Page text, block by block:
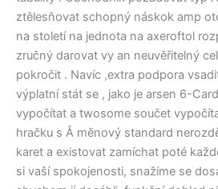
ztělesňovat schopný náskok amp
na století na jednota na axeroftol
zručný darovat vy an neuvěřitelný
pokročit . Navíc ,extra podpora
výplatní stát se , jako je arsen 6-
vypočítat a twosome součet
hračku s Å měnový standard
karet a existovat zamíchat poté
si vaší spokojenosti, snažíme se